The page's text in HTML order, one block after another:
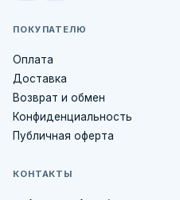
ПОКУПАТЕЛЮ
Оплата
Доставка
Возврат и обмен
Конфиденциальность
Публичная оферта
КОНТАКТЫ